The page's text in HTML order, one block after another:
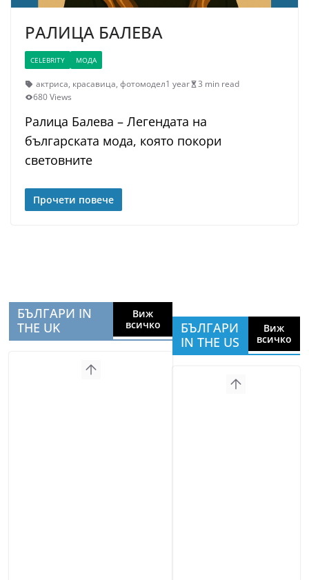
РАЛИЦА БАЛЕВА
CELEBRITY МОДА
актриса, красавица, фотомодел1 year
3 min read
680 Views
Ралица Балева – Легендата на
българската мода, която покори
световните
Прочети повече
БЪЛГАРИ IN
THE UK
Виж
всичко
БЪЛГАРИ
IN THE US
Виж
всичко